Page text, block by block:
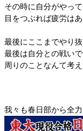
その時に自分がやっ
目をつぶれば疲労は
最後にここまでやり
最後は自分との戦いで
周りのことなんて考
我々も春日部から全